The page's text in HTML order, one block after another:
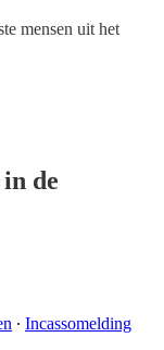
mensen uit het
de
∙ Incassomelding